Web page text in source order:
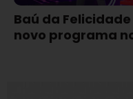
Baú da
novo programa